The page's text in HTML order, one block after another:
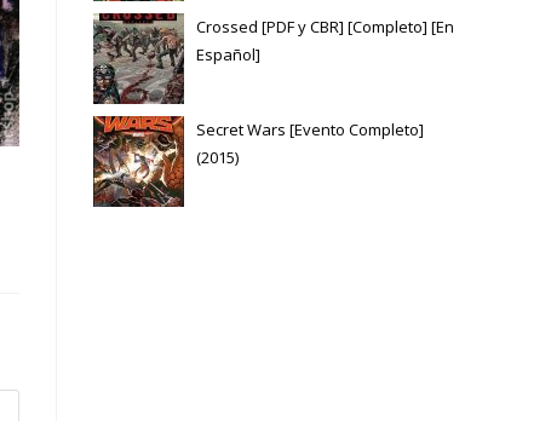
Crossed [PDF y CBR] [Completo] [En
Español]
Secret Wars [Evento Completo]
(2015)